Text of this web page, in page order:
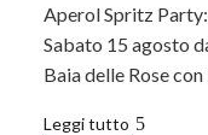
Aperol Spritz
Sabato 15 agosto
Baia delle Rose
Leggi tutto